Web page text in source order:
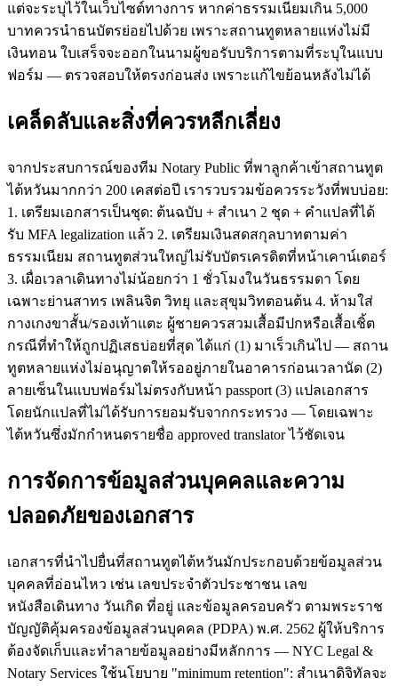
แต่จะระบุไว้ในเว็บไซต์ทางการ หากค่าธรรมเนียมเกิน 5,000
บาทควรนำธนบัตรย่อยไปด้วย เพราะสถานทูตหลายแห่งไม่มี
เงินทอน ใบเสร็จจะออกในนามผู้ขอรับบริการตามที่ระบุในแบบ
ฟอร์ม — ตรวจสอบให้ตรงก่อนส่ง เพราะแก้ไขย้อนหลังไม่ได้
เคล็ดลับและสิ่งที่ควรหลีกเลี่ยง
จากประสบการณ์ของทีม Notary Public ที่พาลูกค้าเข้าสถานทูต
ไต้หวันมากกว่า 200 เคสต่อปี เรารวบรวมข้อควรระวังที่พบบ่อย:
1. เตรียมเอกสารเป็นชุด: ต้นฉบับ + สำเนา 2 ชุด + คำแปลที่ได้
รับ MFA legalization แล้ว 2. เตรียมเงินสดสกุลบาทตามค่า
ธรรมเนียม สถานทูตส่วนใหญ่ไม่รับบัตรเครดิตที่หน้าเคาน์เตอร์
3. เผื่อเวลาเดินทางไม่น้อยกว่า 1 ชั่วโมงในวันธรรมดา โดย
เฉพาะย่านสาทร เพลินจิต วิทยุ และสุขุมวิทตอนต้น 4. ห้ามใส่
กางเกงขาสั้น/รองเท้าแตะ ผู้ชายควรสวมเสื้อมีปกหรือเสื้อเชิ้ต
กรณีที่ทำให้ถูกปฏิเสธบ่อยที่สุด ได้แก่ (1) มาเร็วเกินไป — สถาน
ทูตหลายแห่งไม่อนุญาตให้รออยู่ภายในอาคารก่อนเวลานัด (2)
ลายเซ็นในแบบฟอร์มไม่ตรงกับหน้า passport (3) แปลเอกสาร
โดยนักแปลที่ไม่ได้รับการยอมรับจากกระทรวง — โดยเฉพาะ
ไต้หวันซึ่งมักกำหนดรายชื่อ approved translator ไว้ชัดเจน
การจัดการข้อมูลส่วนบุคคลและความ
ปลอดภัยของเอกสาร
เอกสารที่นำไปยื่นที่สถานทูตไต้หวันมักประกอบด้วยข้อมูลส่วน
บุคคลที่อ่อนไหว เช่น เลขประจำตัวประชาชน เลข
หนังสือเดินทาง วันเกิด ที่อยู่ และข้อมูลครอบครัว ตามพระราช
บัญญัติคุ้มครองข้อมูลส่วนบุคคล (PDPA) พ.ศ. 2562 ผู้ให้บริการ
ต้องจัดเก็บและทำลายข้อมูลอย่างมีหลักการ — NYC Legal &
Notary Services ใช้นโยบาย "minimum retention": สำเนาดิจิทัลจะ